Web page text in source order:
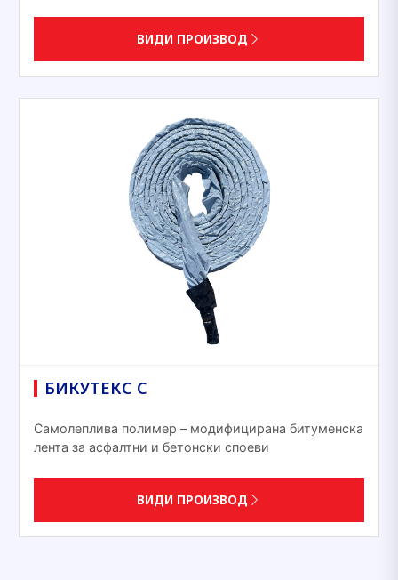
ВИДИ ПРОИЗВОД
БИКУТЕКС С
Самолеплива полимер – модифицирана битуменска
лента за асфалтни и бетонски споеви
ВИДИ ПРОИЗВОД